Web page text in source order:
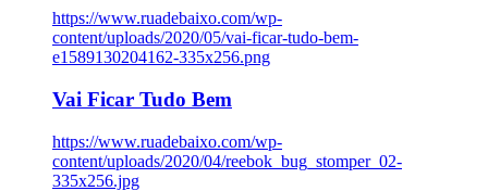
https://www.ruadebaixo.com/wp-
content/uploads/2020/05/vai-ficar-tudo-bem-
e1589130204162-335x256.png
Vai Ficar Tudo Bem
https://www.ruadebaixo.com/wp-
content/uploads/2020/04/reebok_bug_stomper_02-
335x256.jpg